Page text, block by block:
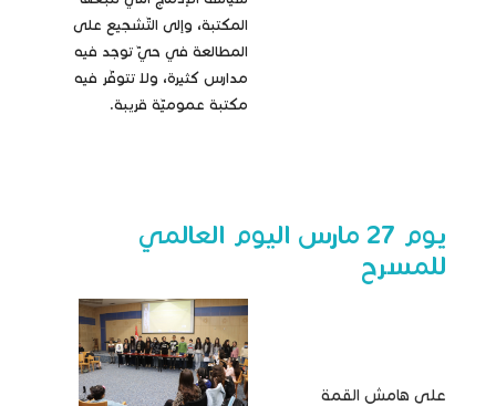
المكتبة، وإلى التّشجيع على
المطالعة في حيّ توجد فيه
مدارس كثيرة، ولا تتوفّر فيه
مكتبة عموميّة قريبة.
يوم 27 مارس اليوم العالمي
للمسرح
على هامش القمة